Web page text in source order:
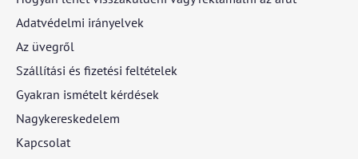
Adatvédelmi irányelvek
Az üvegről
Szállítási és fizetési feltételek
Gyakran ismételt kérdések
Nagykereskedelem
Kapcsolat